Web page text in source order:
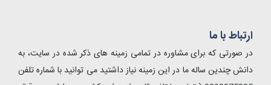
ارتباط با ما
در صورتی که برای مشاوره در تمامی زمینه های ذکر شده در سایت، به
دانش چندین ساله ما در این زمینه نیاز داشتید می توانید با شماره تلفن